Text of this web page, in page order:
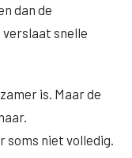
dan de
verslaat snelle
is. Maar de
niet volledig.